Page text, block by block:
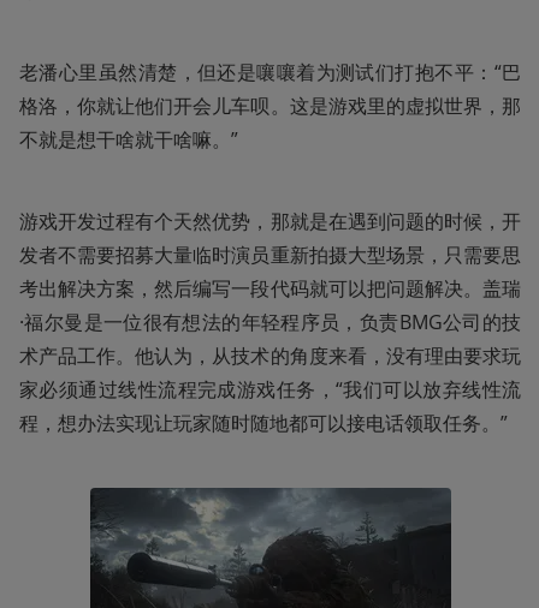
老潘心里虽然清楚，但还是嚷嚷着为测试们打抱不平：“巴
格洛，你就让他们开会儿车呗。这是游戏里的虚拟世界，那
不就是想干啥就干啥嘛。”
游戏开发过程有个天然优势，那就是在遇到问题的时候，开
发者不需要招募大量临时演员重新拍摄大型场景，只需要思
考出解决方案，然后编写一段代码就可以把问题解决。盖瑞
·福尔曼是一位很有想法的年轻程序员，负责BMG公司的技
术产品工作。他认为，从技术的角度来看，没有理由要求玩
家必须通过线性流程完成游戏任务，“我们可以放弃线性流
程，想办法实现让玩家随时随地都可以接电话领取任务。”